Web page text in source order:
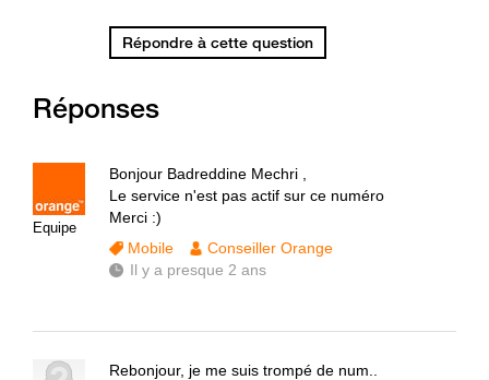
Répondre à cette question
Réponses
Equipe
Bonjour Badreddine Mechri ,
Le service n'est pas actif sur ce numéro
Merci :)
Mobile
Conseiller Orange
Il y a presque 2 ans
Rebonjour, je me suis trompé de num..